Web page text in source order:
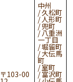
103-00
中州
久松町
人形町
兜町
八重洲
一丁目
堀留町
大伝馬
町
室町
富沢町